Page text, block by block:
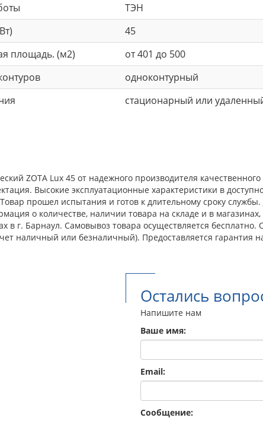
ТЭН
45
площадь. (м2)
от 401 до 500
одноконтурный
стационарный или
ZOTA Lux 45 от надежного производителя
Высокие эксплуатационные характеристики в
прошел испытания и готов к длительному сроку службы.
о количестве, наличии товара на складе и в
в г. Барнаул. Самовывоз товара осуществляется
наличный или безналичный). Предоставляется гарантия
Остались
Напишите нам
Ваше имя:
Email:
Сообщение: